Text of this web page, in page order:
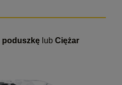
poduszkę lub Ciężar